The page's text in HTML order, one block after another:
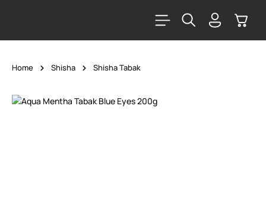
Home Shisha Shisha Tabak
Bildergalerie überspringen